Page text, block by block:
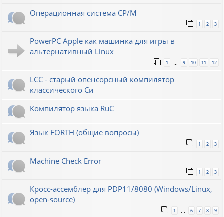
Операционная система CP/M
1 2 3
PowerPC Apple как машинка для игры в
альтернативный Linux
1 … 9 10 11 12
LCC - старый опенсорсный компилятор
классического Си
Компилятор языка RuC
Язык FORTH (общие вопросы)
1 2 3
Machine Check Error
1 2 3
Кросс-ассемблер для PDP11/8080 (Windows/Linux,
open-source)
1 6 7 8 9